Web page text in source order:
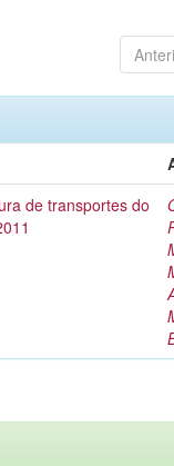
de transportes do